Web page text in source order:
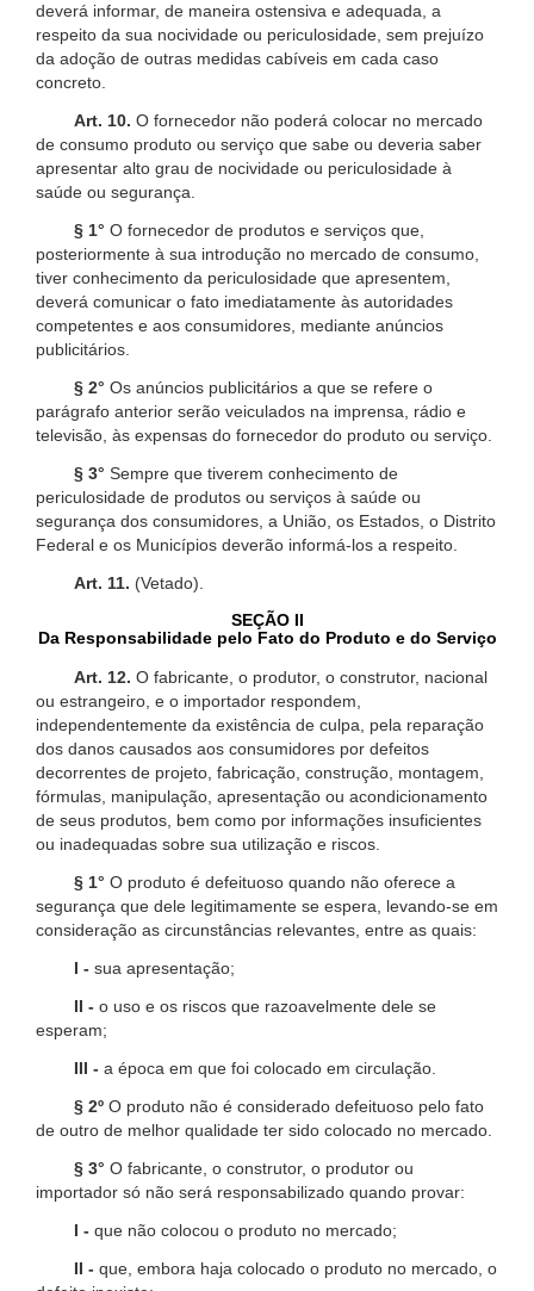
deverá informar, de maneira ostensiva e adequada, a
respeito da sua nocividade ou periculosidade, sem prejuízo
da adoção de outras medidas cabíveis em cada caso
concreto.
Art. 10. O fornecedor não poderá colocar no mercado
de consumo produto ou serviço que sabe ou deveria saber
apresentar alto grau de nocividade ou periculosidade à
saúde ou segurança.
§ 1° O fornecedor de produtos e serviços que,
posteriormente à sua introdução no mercado de consumo,
tiver conhecimento da periculosidade que apresentem,
deverá comunicar o fato imediatamente às autoridades
competentes e aos consumidores, mediante anúncios
publicitários.
§ 2° Os anúncios publicitários a que se refere o
parágrafo anterior serão veiculados na imprensa, rádio e
televisão, às expensas do fornecedor do produto ou serviço.
§ 3° Sempre que tiverem conhecimento de
periculosidade de produtos ou serviços à saúde ou
segurança dos consumidores, a União, os Estados, o Distrito
Federal e os Municípios deverão informá-los a respeito.
Art. 11. (Vetado).
SEÇÃO II
Da Responsabilidade pelo Fato do Produto e do Serviço
Art. 12. O fabricante, o produtor, o construtor, nacional
ou estrangeiro, e o importador respondem,
independentemente da existência de culpa, pela reparação
dos danos causados aos consumidores por defeitos
decorrentes de projeto, fabricação, construção, montagem,
fórmulas, manipulação, apresentação ou acondicionamento
de seus produtos, bem como por informações insuficientes
ou inadequadas sobre sua utilização e riscos.
§ 1° O produto é defeituoso quando não oferece a
segurança que dele legitimamente se espera, levando-se em
consideração as circunstâncias relevantes, entre as quais:
I - sua apresentação;
II - o uso e os riscos que razoavelmente dele se
esperam;
III - a época em que foi colocado em circulação.
§ 2º O produto não é considerado defeituoso pelo fato
de outro de melhor qualidade ter sido colocado no mercado.
§ 3° O fabricante, o construtor, o produtor ou
importador só não será responsabilizado quando provar:
I - que não colocou o produto no mercado;
II - que, embora haja colocado o produto no mercado, o